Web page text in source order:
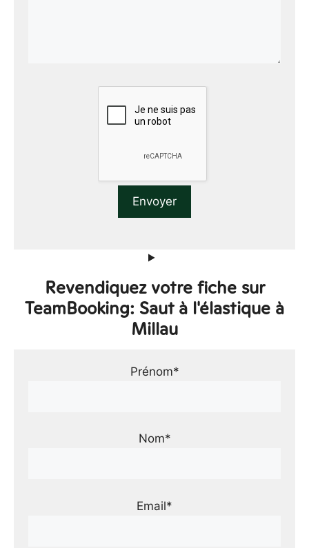
Revendiquez votre fiche sur
TeamBooking: Saut à l'élastique à
Millau
Prénom*
Nom*
Email*